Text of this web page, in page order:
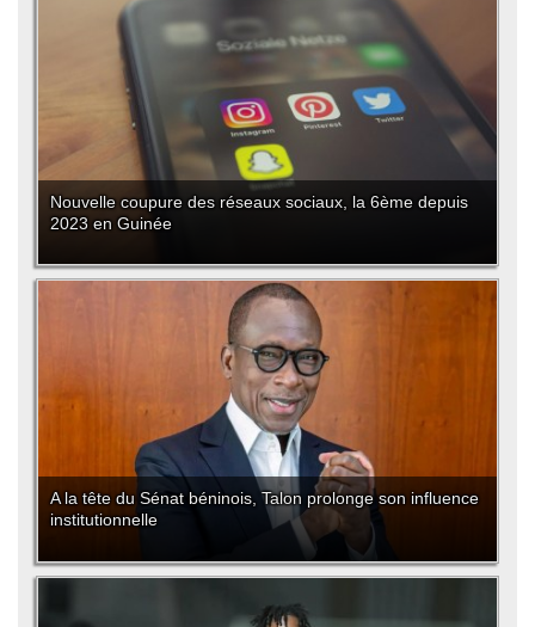
Nouvelle coupure des réseaux sociaux, la 6ème depuis
2023 en Guinée
A la tête du Sénat béninois, Talon prolonge son influence
institutionnelle